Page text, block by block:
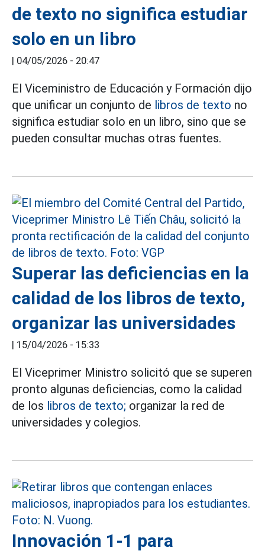
de texto no significa estudiar
solo en un libro
| 04/05/2026 - 20:47
El Viceministro de Educación y Formación dijo
que unificar un conjunto de libros de texto no
significa estudiar solo en un libro, sino que se
pueden consultar muchas otras fuentes.
Superar las deficiencias en la
calidad de los libros de texto,
organizar las universidades
| 15/04/2026 - 15:33
El Viceprimer Ministro solicitó que se superen
pronto algunas deficiencias, como la calidad
de los libros de texto; organizar la red de
universidades y colegios.
Innovación 1-1 para